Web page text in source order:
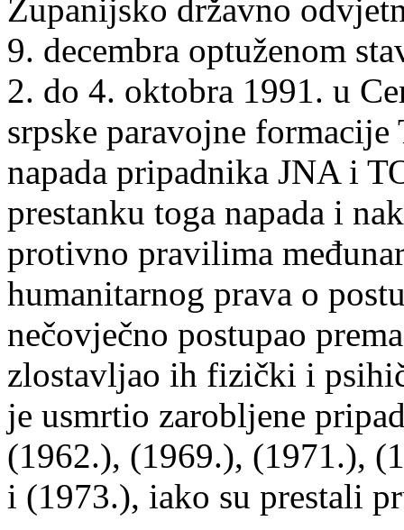
Županijsko državno
9. decembra optuženom
2. do 4. oktobra 1991. u
srpske paravojne
napada pripadnika JNA i
prestanku toga napada i
protivno pravilima
humanitarnog prava o
nečovječno postupao
zlostavljao ih fizički i
je usmrtio zarobljene
(1962.), (1969.), (1971.),
i (1973.), iako su prestali